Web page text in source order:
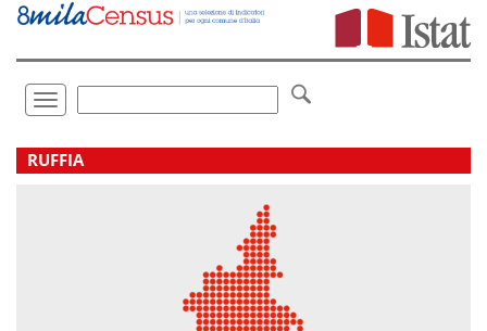
Vai
direttamente
Toggle
navigation
.
RUFFIA